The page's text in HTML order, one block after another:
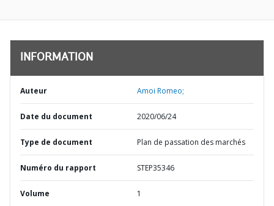
INFORMATION
Auteur Amoi Romeo;
Date du document 2020/06/24
Type de document Plan de passation des marchés
Numéro du rapport STEP35346
Volume 1